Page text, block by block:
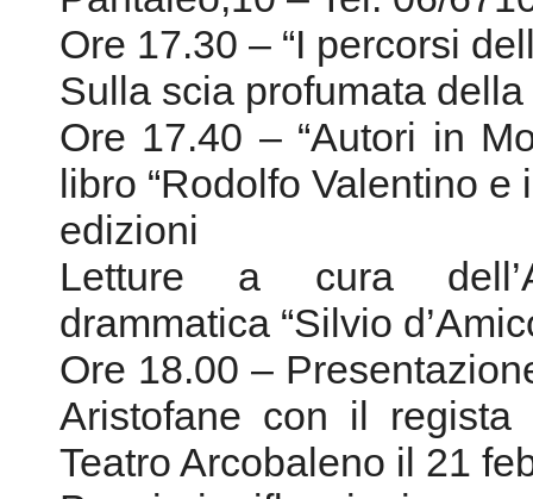
edizioni
Letture a cura
drammatica “Silvio
Ore 18.00 –
Aristofane con il
Teatro Arcobaleno il 21
Pensieri, riflessioni e
della TV. La
trasmissione dei valori”
autore del libro